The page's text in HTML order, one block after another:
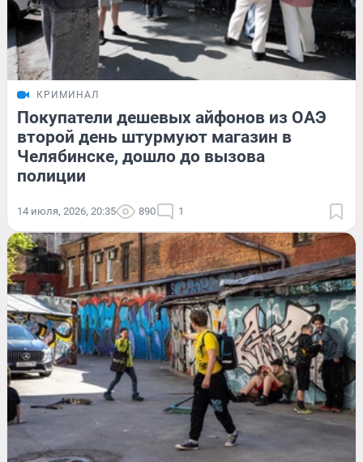
КРИМИНАЛ
Покупатели дешевых айфонов из ОАЭ
второй день штурмуют магазин в
Челябинске, дошло до вызова
полиции
14 июля, 2026, 20:35 890 1